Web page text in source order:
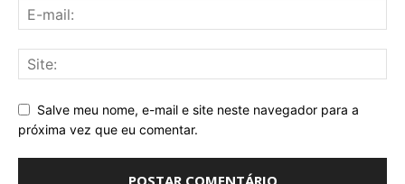
Salve meu nome, e-mail e site neste navegador para a
próxima vez que eu comentar.